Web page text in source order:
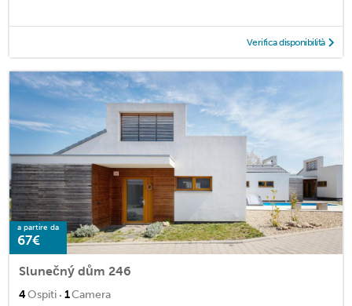
Verifica disponibilità
a partire da
67€
Slunečný dům 246
4Ospiti · 1Camera